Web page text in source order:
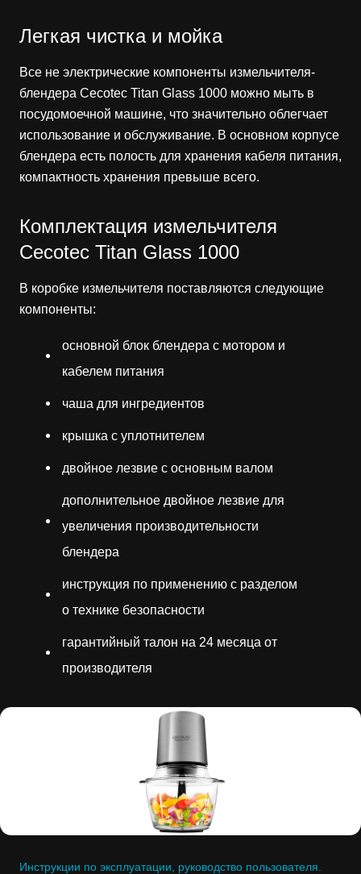
Легкая чистка и мойка
Все не электрические компоненты измельчителя-
блендера Cecotec Titan Glass 1000 можно мыть в
посудомоечной машине, что значительно облегчает
использование и обслуживание. В основном корпусе
блендера есть полость для хранения кабеля питания,
компактность хранения превыше всего.
Комплектация измельчителя
Cecotec Titan Glass 1000
В коробке измельчителя поставляются следующие
компоненты:
основной блок блендера с мотором и
кабелем питания
чаша для ингредиентов
крышка с уплотнителем
двойное лезвие с основным валом
дополнительное двойное лезвие для
увеличения производительности
блендера
инструкция по применению с разделом
о технике безопасности
гарантийный талон на 24 месяца от
производителя
Инструкции по эксплуатации, руководство пользователя.